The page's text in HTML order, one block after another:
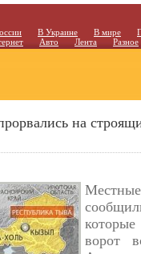
В Украине В мире
Авто Лента Разное
на
ворот